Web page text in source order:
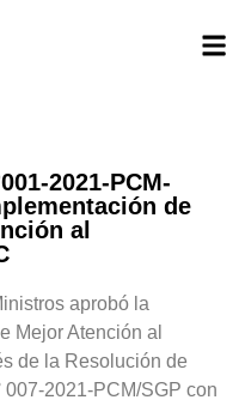
2021-PCM-
de
al
aprobó la
Mejor Atención al
de la Resolución de
2021-PCM/SGP con